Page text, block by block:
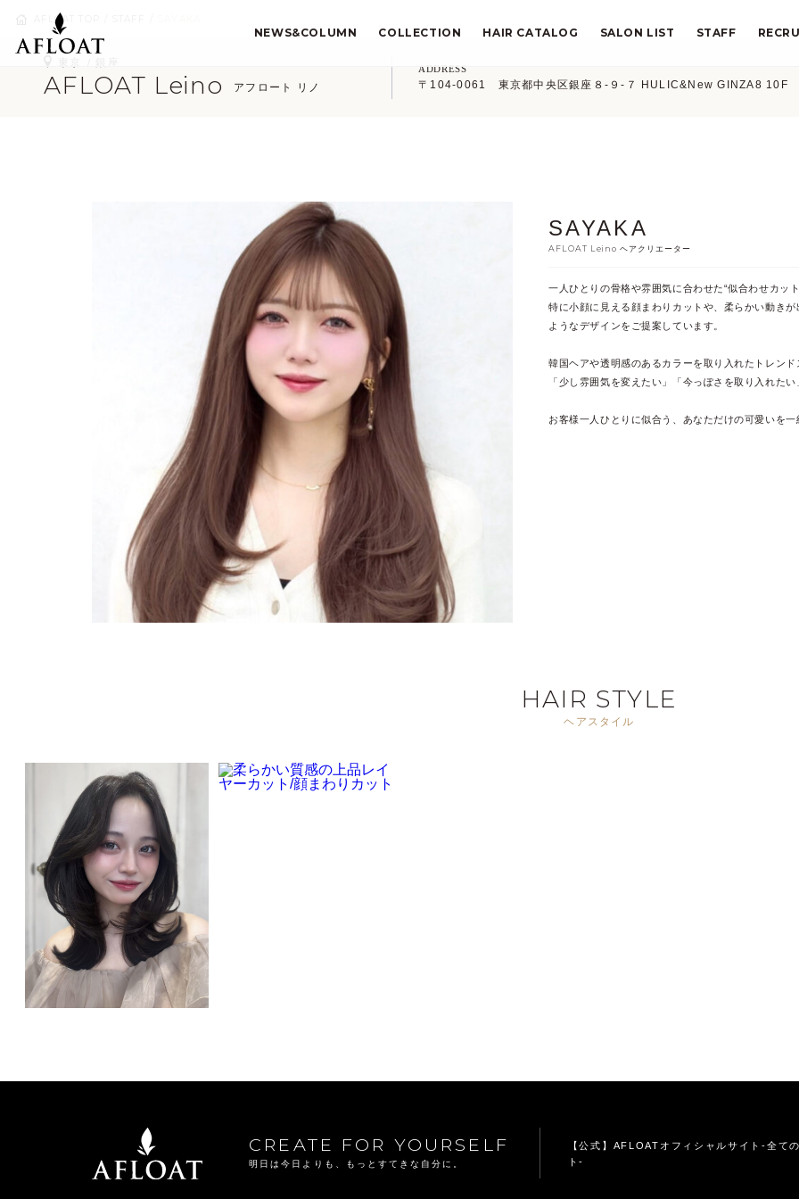
NEWS&COLUMN COLLECTION HAIR CATALOG SALON LIST STAFF
AFLOAT TOP
AFLOAT Leino アフロート リノ
ADDRESS
〒104-0061 東京都中央区銀座８-９-７ HULIC&New GINZA8 10F
SAYAKA
AFLOAT Leino ヘアクリエーター
一人ひとりの骨格や雰囲気に合わせた“似合わせカッ
特に小顔に見える顔まわりカットや、柔らかい動き
ようなデザインをご提案しています。
韓国ヘアや透明感のあるカラーを取り入れたトレンド
「少し雰囲気を変えたい」「今っぽさを取り入れた
お客様一人ひとりに似合う、あなただけの可愛いを一
HAIR STYLE
ヘアスタイル
CREATE FOR YOURSELF
明日は今日よりも、もっとすてきな自分に。
【公式】AFLOATオフィシャルサイト-全て
ト-